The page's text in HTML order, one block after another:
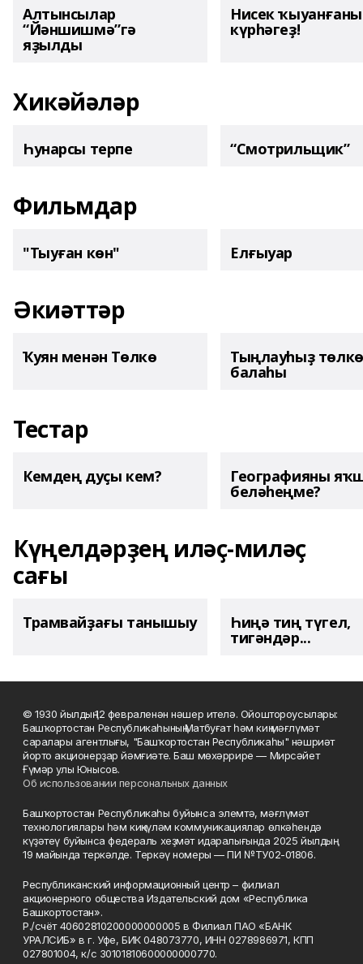
Алтынсылар
“Йәншишмә”гә
яҙылды
Нисек
күрһәгеҙ!
Хикәйәләр
Һунарсы терпе “Смотрильщик”
Фильмдар
"Тыуған көн" Елғыуар
Әкиәттәр
Ҡуян менән Төлкө Тыңлауһыҙ төлкө
балаһы
Тестар
Кемдең дуҫы кем? Географияны
беләһеңме?
Күңелдәрҙең иләҫ-миләҫ
сағы
Трамвайҙағы танышыу Һиңә тиң түгел,
тигәндәр...
© 1930 йылдың 12 февраленән нәшер ителә. Ойоштороусылары:
Башҡортостан Республикаһының Матбуғат һәм киң мәғлүмәт
саралары агентлығы, "Башҡортостан Республикаһы" нәшриәт
йорто акционерҙар йәмғиәте. Баш мөхәррире — Мирсәйет
Ғүмәр улы Юнысов.
Об использовании персональных данных
Башҡортостан Республикаһы буйынса элемтә, мәғлүмәт
технологиялары һәм киңкүләм коммуникациялар өлкәһендә
күҙәтеү буйынса федераль хеҙмәт идаралығында 2025 йылдың
19 майында теркәлде. Теркәү номеры — ПИ №ТУ02-01806.
Республиканский информационный центр – филиал
акционерного общества Издательский дом «Республика
Башкортостан».
Р./счёт 40602810200000000005 в Филиал ПАО «БАНК
УРАЛСИБ» в г. Уфе, БИК 048073770, ИНН 0278986971, КПП
027801004, к/с 30101810600000000770.